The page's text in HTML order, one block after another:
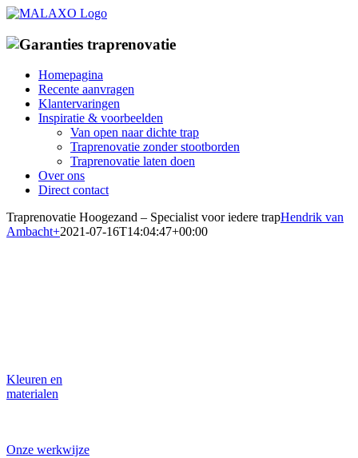
Ga
inhoud
Homepagina
Recente aanvragen
Klantervaringen
Inspiratie & voorbeelden
Van open naar dichte trap
Traprenovatie zonder stootborden
Traprenovatie laten doen
Over ons
Direct contact
Traprenovatie Hoogezand – Specialist voor iedere trapHendrik van
Ambacht+2021-07-16T14:04:47+00:00
Kleuren en
materialen
Onze werkwijze